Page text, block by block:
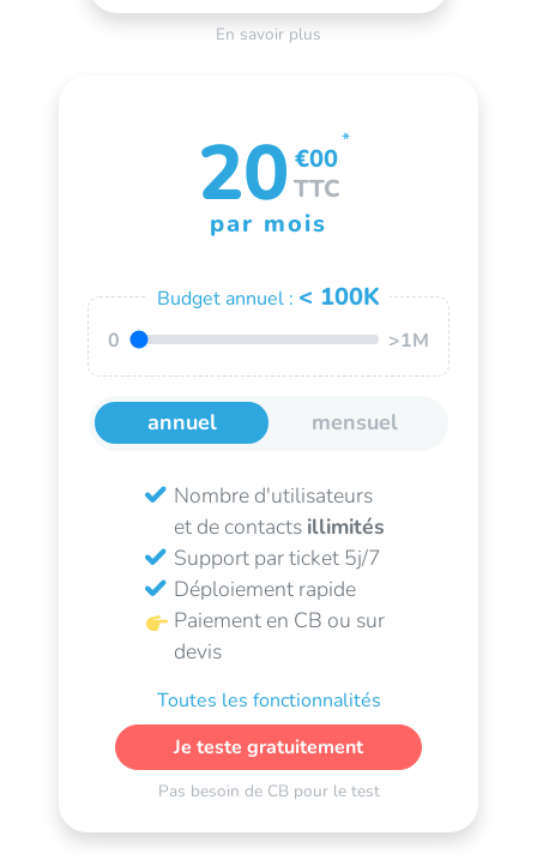
En savoir plus
*
20 €00
TTC
par mois
Budget annuel : < 100K
0 >1M
annuel mensuel
Nombre d'utilisateurs
et de contacts illimités
Support par ticket 5j/7
Déploiement rapide
Paiement en CB ou sur
devis
Toutes les fonctionnalités
Je teste gratuitement
Pas besoin de CB pour le test